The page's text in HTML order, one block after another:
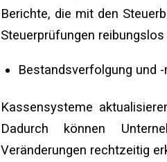
Berichte, die mit den
Steuerprüfungen
Bestandsverfolgung und
Kassensysteme
Dadurch können
Veränderungen rechtzeitig